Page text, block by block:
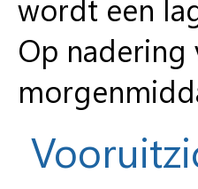
wordt een
Op nadering